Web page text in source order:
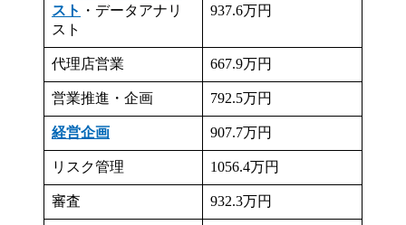
スト ・データアナリ
スト
937.6万円
代理店営業 667.9万円
営業推進・企画 792.5万円
経営企画 907.7万円
リスク管理 1056.4万円
審査 932.3万円